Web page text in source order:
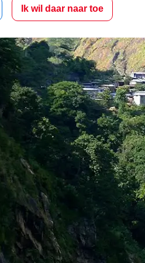
Ik wil daar naar toe